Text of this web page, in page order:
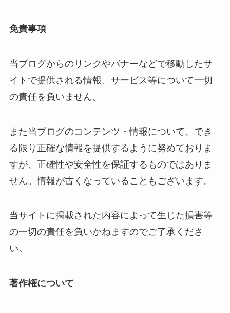
免責事項
当ブログからのリンクやバナーなどで移動したサ
イトで提供される情報、サービス等について一切
の責任を負いません。
また当ブログのコンテンツ・情報について、でき
る限り正確な情報を提供するように努めておりま
すが、正確性や安全性を保証するものではありま
せん。情報が古くなっていることもございます。
当サイトに掲載された内容によって生じた損害等
の一切の責任を負いかねますのでご了承くださ
い。
著作権について